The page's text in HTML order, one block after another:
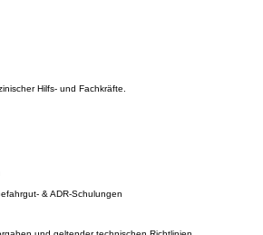
Hilfs- und Fachkräfte.
& ADR-Schulungen